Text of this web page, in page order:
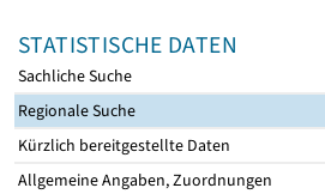
STATISTISCHE DATEN
Sachliche Suche
Regionale Suche
Kürzlich bereitgestellte Daten
Allgemeine Angaben, Zuordnungen